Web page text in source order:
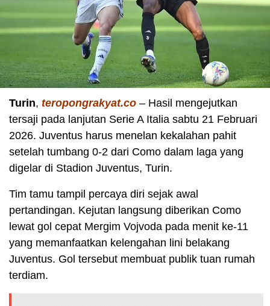
Turin, teropongrakyat.co – Hasil mengejutkan
tersaji pada lanjutan Serie A Italia sabtu 21 Februari
2026. Juventus harus menelan kekalahan pahit
setelah tumbang 0-2 dari Como dalam laga yang
digelar di Stadion Juventus, Turin.
Tim tamu tampil percaya diri sejak awal
pertandingan. Kejutan langsung diberikan Como
lewat gol cepat Mergim Vojvoda pada menit ke-11
yang memanfaatkan kelengahan lini belakang
Juventus. Gol tersebut membuat publik tuan rumah
terdiam.